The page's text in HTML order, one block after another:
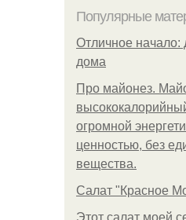
Популярные
Отличное начало:
дома
Про майонез.
огромной
ценностью, без
вещества.
Салат "Красное
Этот салат моей